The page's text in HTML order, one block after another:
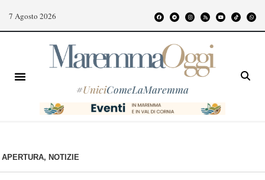
7 Agosto 2026
#UniciComeLaMaremma
APERTURA, NOTIZIE